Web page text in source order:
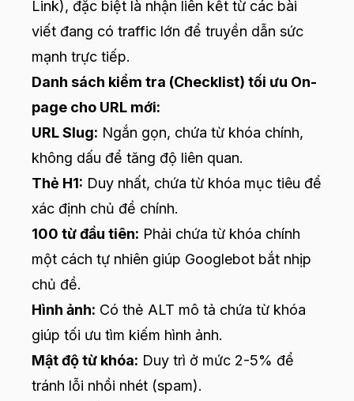
Link), đặc biệt là nhận liên kết từ các bài
viết đang có traffic lớn để truyền dẫn sức
mạnh trực tiếp.
Danh sách kiểm tra (Checklist) tối ưu On-
page cho URL mới:
URL Slug: Ngắn gọn, chứa từ khóa chính,
không dấu để tăng độ liên quan.
Thẻ H1: Duy nhất, chứa từ khóa mục tiêu để
xác định chủ đề chính.
100 từ đầu tiên: Phải chứa từ khóa chính
một cách tự nhiên giúp Googlebot bắt nhịp
chủ đề.
Hình ảnh: Có thẻ ALT mô tả chứa từ khóa
giúp tối ưu tìm kiếm hình ảnh.
Mật độ từ khóa: Duy trì ở mức 2-5% để
tránh lỗi nhồi nhét (spam).